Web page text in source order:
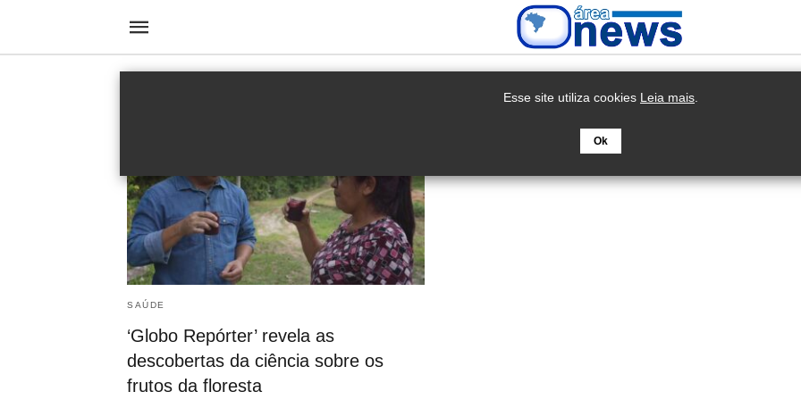
SAÚDE
‘Globo Repórter’ revela as
descobertas da ciência sobre os
frutos da floresta
Esse site utiliza cookies Leia mais
Ok